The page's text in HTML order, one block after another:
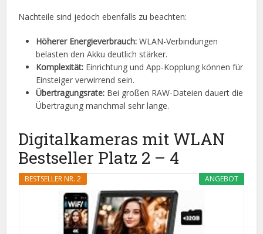
Nachteile sind jedoch ebenfalls zu beachten:
Höherer Energieverbrauch: WLAN-Verbindungen
belasten den Akku deutlich stärker.
Komplexität: Einrichtung und App-Kopplung können für
Einsteiger verwirrend sein.
Übertragungsrate: Bei großen RAW-Dateien dauert die
Übertragung manchmal sehr lange.
Digitalkameras mit WLAN
Bestseller Platz 2 – 4
ANGEBOT
BESTSELLER NR. 2